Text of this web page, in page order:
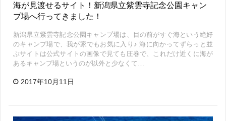
海が見渡せるサイト！新潟県立紫雲寺記念公園キャン
プ場へ行ってきました！
新潟県立紫雲寺記念公園キャンプ場は、目の前がすぐ海という絶好
のキャンプ場で、我が家でもお気に入り♪ 海に向かってずらっと並
ぶサイトは公式サイトの画像で見ても圧巻で、これだけ近くに海が
あるキャンプ場というのが以外と少なくて…
2017年10月11日